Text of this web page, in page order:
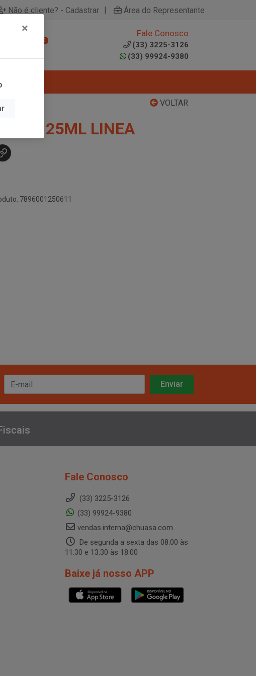
Não é cliente? - Cadastrar | Área do Representante
0
Fale Conosco
(33) 3225-3126
(33) 99924-9380
VOLTAR
LIQ 25ML LINEA
7896001250611
Fale Conosco
(33) 3225-3126
(33) 99924-9380
vendas.interna@chuasa.com
De segunda a sexta das 08:00 às
11:30 e 13:30 às 18:00
Baixe já nosso APP
×